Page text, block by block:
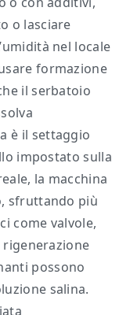
o lasciare
nel locale
formazione
il serbatoio
è il settaggio
impostato sulla
la macchina
sfruttando più
come valvole,
possono
salina.